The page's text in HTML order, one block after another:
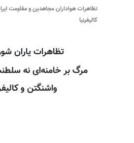
تظاهرات هواداران مجاهدین و مقاومت
کالیفرنیا
تظاهرات یاران
مرگ بر خامنه‌ای نه
واشنگتن و